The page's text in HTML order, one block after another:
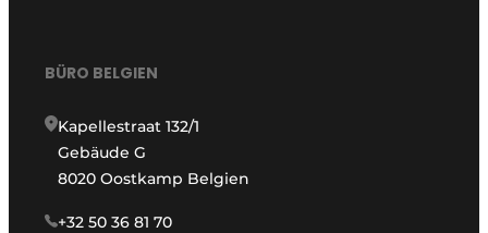
BÜRO BELGIEN
Kapellestraat 132/1
Gebäude G
8020 Oostkamp Belgien
+32 50 36 81 70